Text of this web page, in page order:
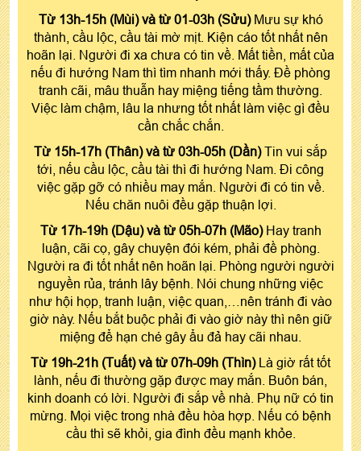
Từ 13h-15h (Mùi) và từ 01-03h (Sửu) Mưu sự khó
thành, cầu lộc, cầu tài mờ mịt. Kiện cáo tốt nhất nên
hoãn lại. Người đi xa chưa có tin về. Mất tiền, mất của
nếu đi hướng Nam thì tìm nhanh mới thấy. Đề phòng
tranh cãi, mâu thuẫn hay miệng tiếng tầm thường.
Việc làm chậm, lâu la nhưng tốt nhất làm việc gì đều
cần chắc chắn.
Từ 15h-17h (Thân) và từ 03h-05h (Dần) Tin vui sắp
tới, nếu cầu lộc, cầu tài thì đi hướng Nam. Đi công
việc gặp gỡ có nhiều may mắn. Người đi có tin về.
Nếu chăn nuôi đều gặp thuận lợi.
Từ 17h-19h (Dậu) và từ 05h-07h (Mão) Hay tranh
luận, cãi cọ, gây chuyện đói kém, phải đề phòng.
Người ra đi tốt nhất nên hoãn lại. Phòng người người
nguyền rủa, tránh lây bệnh. Nói chung những việc
như hội họp, tranh luận, việc quan,…nên tránh đi vào
giờ này. Nếu bắt buộc phải đi vào giờ này thì nên giữ
miệng để hạn ché gây ẩu đả hay cãi nhau.
Từ 19h-21h (Tuất) và từ 07h-09h (Thìn) Là giờ rất tốt
lành, nếu đi thường gặp được may mắn. Buôn bán,
kinh doanh có lời. Người đi sắp về nhà. Phụ nữ có tin
mừng. Mọi việc trong nhà đều hòa hợp. Nếu có bệnh
cầu thì sẽ khỏi, gia đình đều mạnh khỏe.